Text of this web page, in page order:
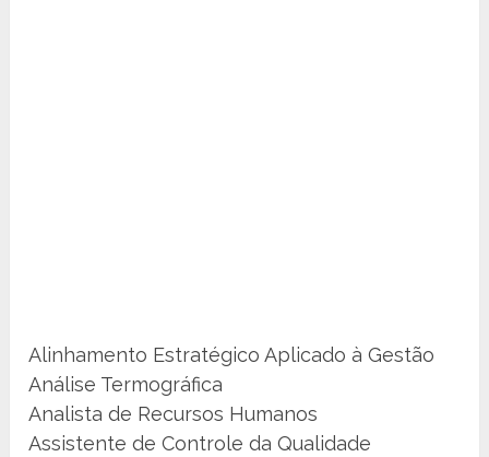
Alinhamento Estratégico Aplicado à Gestão
Análise Termográfica
Analista de Recursos Humanos
Assistente de Controle da Qualidade